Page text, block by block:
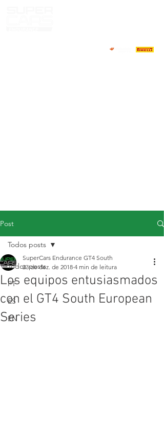
Post
Todos posts
PT
ES
EN
Todos posts
Los equipos entusiasmados
con el GT4 South European
Series
SuperCars Endurance GT4 South
23 de dez. de 2018 4 min de leitura